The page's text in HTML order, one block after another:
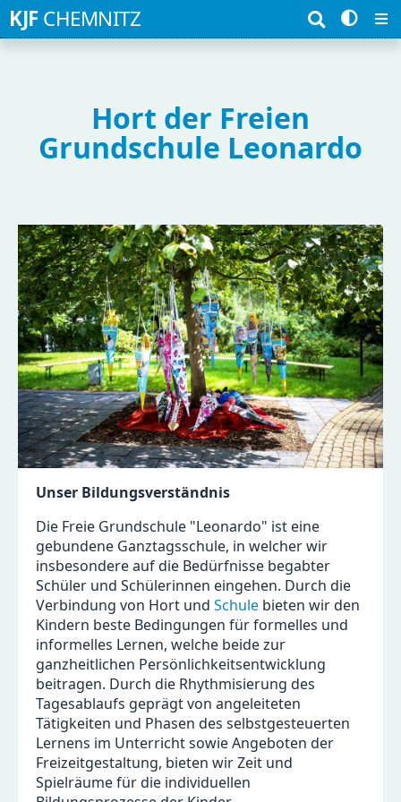
KJF CHEMNITZ Suchbegriffe
Hort der Freien
Grundschule Leonardo
Unser Bildungsverständnis
Die Freie Grundschule "Leonardo" ist eine
gebundene Ganztagsschule, in welcher wir
insbesondere auf die Bedürfnisse begabter
Schüler und Schülerinnen eingehen. Durch die
Verbindung von Hort und Schule bieten wir den
Kindern beste Bedingungen für formelles und
informelles Lernen, welche beide zur
ganzheitlichen Persönlichkeitsentwicklung
beitragen. Durch die Rhythmisierung des
Tagesablaufs geprägt von angeleiteten
Tätigkeiten und Phasen des selbstgesteuerten
Lernens im Unterricht sowie Angeboten der
Freizeitgestaltung, bieten wir Zeit und
Spielräume für die individuellen